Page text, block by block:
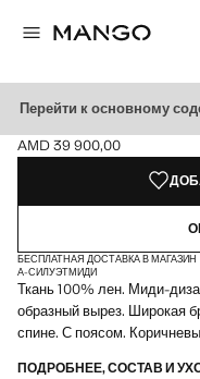
Перейти к основному
ЛЬНЯНОЕ ПЛАТЬЕ
Текущая цена [AMD 39
AMD 39 900,00
Выберите цвет
Выбранный цвет: Экрю
Цвет Шоколадный
БЕСПЛАТНАЯ ДОСТАВКА В МАГАЗИН
А-СИЛУЭТМИДИ
Ткань 100% лен. Миди-
образный вырез. Широкая
спине. С поясом.
ПОДРОБНЕЕ, СОСТАВ И